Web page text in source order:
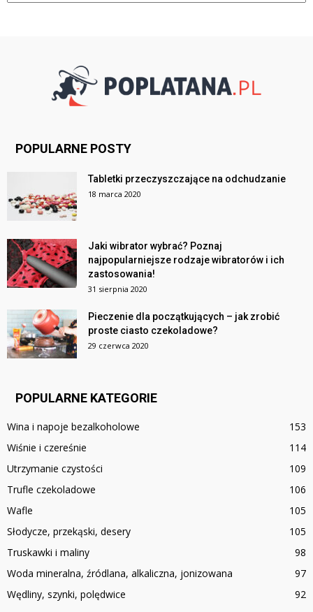
POPULARNE POSTY
Tabletki przeczyszczające na odchudzanie
18 marca 2020
Jaki wibrator wybrać? Poznaj
najpopularniejsze rodzaje wibratorów i ich
zastosowania!
31 sierpnia 2020
Pieczenie dla początkujących – jak zrobić
proste ciasto czekoladowe?
29 czerwca 2020
POPULARNE KATEGORIE
Wina i napoje bezalkoholowe
153
Wiśnie i czereśnie
114
Utrzymanie czystości
109
Trufle czekoladowe
106
Wafle
105
Słodycze, przekąski, desery
105
Truskawki i maliny
98
Woda mineralna, źródlana, alkaliczna, jonizowana
97
Wędliny, szynki, polędwice
92